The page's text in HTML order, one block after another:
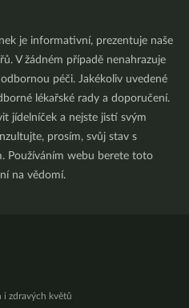
je informativní, prezentuje naše
V žádném případě nenahrazuje
péči. Jakékoliv uvedené
lékařské rady a doporučení.
jídelníček a nejste jistí svým
prosím, svůj stav s
Používáním webu berete toto
na vědomí.
i zdravých květů